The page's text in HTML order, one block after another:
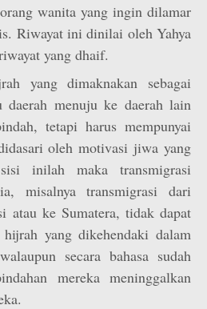
wanita yang ingin dilamar
Riwayat ini dinilai oleh Yahya
yang dhaif.
yang dimaknakan sebagai
daerah menuju ke daerah lain
tetapi harus mempunyai
oleh motivasi jiwa yang
inilah maka transmigrasi
misalnya transmigrasi dari
atau ke Sumatera, tidak dapat
yang dikehendaki dalam
secara bahasa sudah
mereka meninggalkan